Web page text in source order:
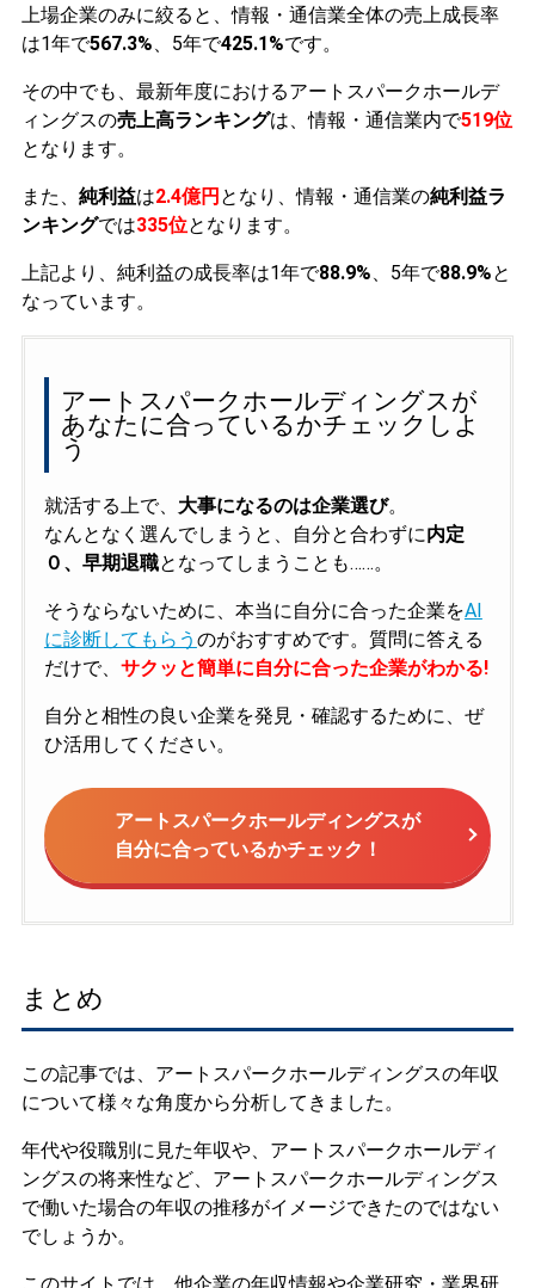
上場企業のみに絞ると、情報・通信業全体の売上成長率
は1年で567.3%、5年で425.1%です。
その中でも、最新年度におけるアートスパークホールデ
ィングスの売上高ランキングは、情報・通信業内で519位
となります。
また、 純利益は2.4億円 となり、情報・通信業の純利益ラ
ンキングでは335位となります。
上記より、純利益の成長率は1年で88.9%、5年で88.9%と
なっています。
アートスパークホールディングスが
あなたに合っているかチェックしよ
う
就活する上で、 大事になるのは企業選び。
なんとなく選んでしまうと、自分と合わずに内定
０、早期退職となってしまうことも……。
そうならないために、本当に自分に合った企業をAI
に診断してもらう のがおすすめです。質問に答える
だけで、 サクッと簡単に自分に合った企業がわかる!
自分と相性の良い企業を発見・確認するために、ぜ
ひ活用してください。
アートスパークホールディングスが
自分に合っているかチェック！
まとめ
この記事では、アートスパークホールディングスの年収
について様々な角度から分析してきました。
年代や役職別に見た年収や、アートスパークホールディ
ングスの将来性など、アートスパークホールディングス
で働いた場合の年収の推移がイメージできたのではない
でしょうか。